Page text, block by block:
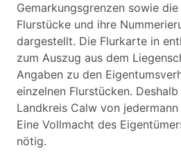
Gemarkungsgrenzen sowie
Flurstücke und ihre
dargestellt. Die Flurkarte in
zum Auszug aus dem
Angaben zu den
einzelnen Flurstücken.
Landkreis Calw von
Eine Vollmacht des
nötig.